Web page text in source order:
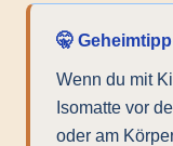
🤫 Geheimtipp
Wenn du mit
Isomatte vor
oder am